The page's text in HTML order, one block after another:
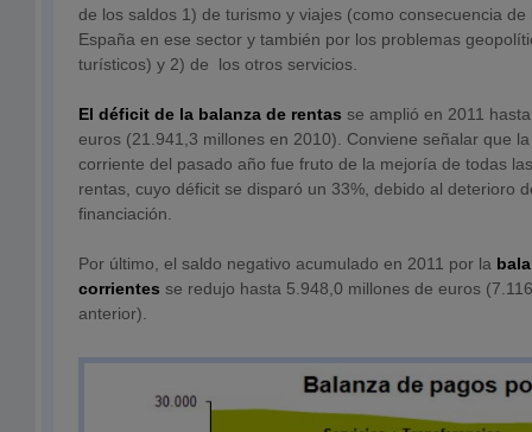
de los saldos 1) de turismo y viajes (como consecuencia
España en ese sector y también por los problemas
turísticos) y 2) de los otros servicios.
El déficit de la balanza de rentas se amplió en 2011
euros (21.941,3 millones en 2010). Conviene señalar que
corriente del pasado año fue fruto de la mejoría de todas
rentas, cuyo déficit se disparó un 33%, debido al deterioro
financiación.
Por último, el saldo negativo acumulado en 2011 por la
corrientes se redujo hasta 5.948,0 millones de euros
anterior).